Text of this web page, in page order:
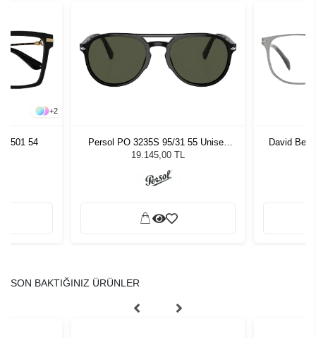
+2
501 54
Persol PO 3235S 95/31 55 Unisex
Güneş Gözlüğü
19.145,00 TL
David
SON BAKTIĞINIZ ÜRÜNLER